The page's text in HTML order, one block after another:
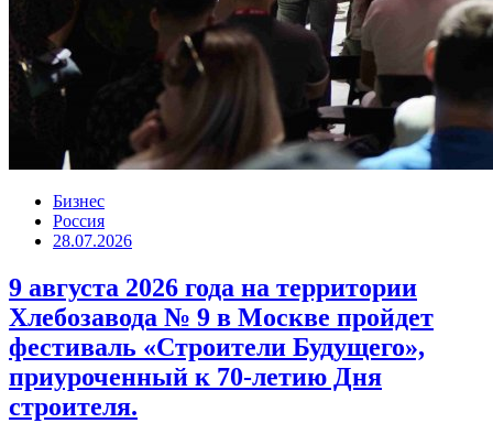
Бизнес
Россия
28.07.2026
9 августа 2026 года на территории
Хлебозавода № 9 в Москве пройдет
фестиваль «Строители Будущего»,
приуроченный к 70-летию Дня
строителя.